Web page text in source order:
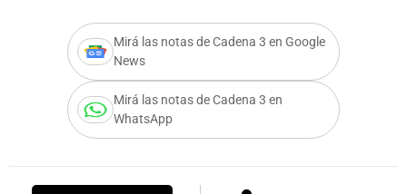
Mirá las notas de Cadena 3 en Google
News
Mirá las notas de Cadena 3 en
WhatsApp